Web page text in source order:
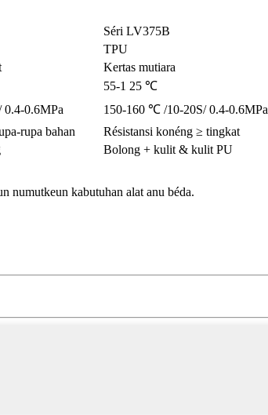
Séri LV375B
TPU
Kertas mutiara
55-1 25 ℃
0.6MPa 150-160 ℃ /10-20S/ 0.4-0.6MPa
rupa bahan Résistansi konéng ≥ tingkat
Bolong + kulit & kulit PU
numutkeun kabutuhan alat anu béda.